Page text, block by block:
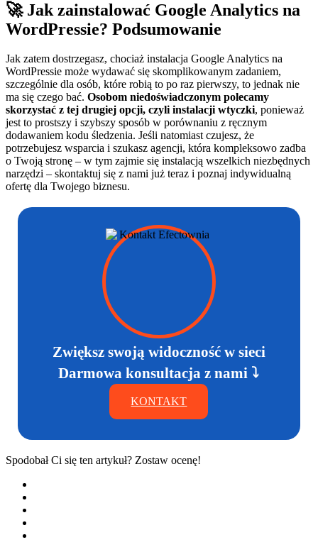
🚀 Jak zainstalować Google Analytics na
WordPressie? Podsumowanie
Jak zatem dostrzegasz, chociaż instalacja Google Analytics na
WordPressie może wydawać się skomplikowanym zadaniem,
szczególnie dla osób, które robią to po raz pierwszy, to jednak nie
ma się czego bać. Osobom niedoświadczonym polecamy
skorzystać z tej drugiej opcji, czyli instalacji wtyczki, ponieważ
jest to prostszy i szybszy sposób w porównaniu z ręcznym
dodawaniem kodu śledzenia. Jeśli natomiast czujesz, że
potrzebujesz wsparcia i szukasz agencji, która kompleksowo zadba
o Twoją stronę – w tym zajmie się instalacją wszelkich niezbędnych
narzędzi – skontaktuj się z nami już teraz i poznaj indywidualną
ofertę dla Twojego biznesu.
Zwiększ swoją widoczność w sieci
Darmowa konsultacja z nami ⤵
KONTAKT
Spodobał Ci się ten artykuł? Zostaw ocenę!